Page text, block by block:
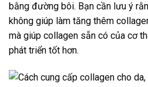
bằng đường bôi. Bạn cần lưu ý
không giúp làm tăng thêm
mà giúp collagen sẵn có của cơ
phát triển tốt hơn.